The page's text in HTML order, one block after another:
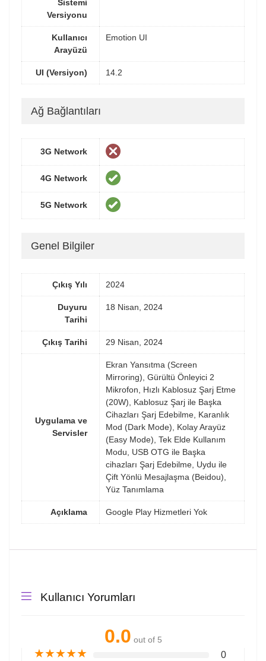
Sistemi
Versiyonu
Kullanıcı
Arayüzü
Emotion UI
UI (Versiyon) 14.2
Ağ Bağlantıları
3G Network
4G Network
5G Network
Genel Bilgiler
Çıkış Yılı 2024
Duyuru
Tarihi
18 Nisan, 2024
Çıkış Tarihi 29 Nisan, 2024
Uygulama ve
Servisler
Ekran Yansıtma (Screen
Mirroring), Gürültü Önleyici 2
Mikrofon, Hızlı Kablosuz Şarj Etme
(20W), Kablosuz Şarj ile Başka
Cihazları Şarj Edebilme, Karanlık
Mod (Dark Mode), Kolay Arayüz
(Easy Mode), Tek Elde Kullanım
Modu, USB OTG ile Başka
cihazları Şarj Edebilme, Uydu ile
Çift Yönlü Mesajlaşma (Beidou),
Yüz Tanımlama
Açıklama Google Play Hizmetleri Yok
Kullanıcı Yorumları
0.0 out of 5
★★★★★ 0